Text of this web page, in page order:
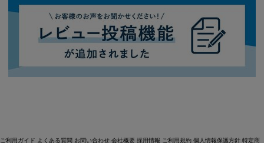
ご利用ガイド よくある質問 お問い合わせ 会社概要 採用情報 ご利用規約 個人情報保護方針 特定商